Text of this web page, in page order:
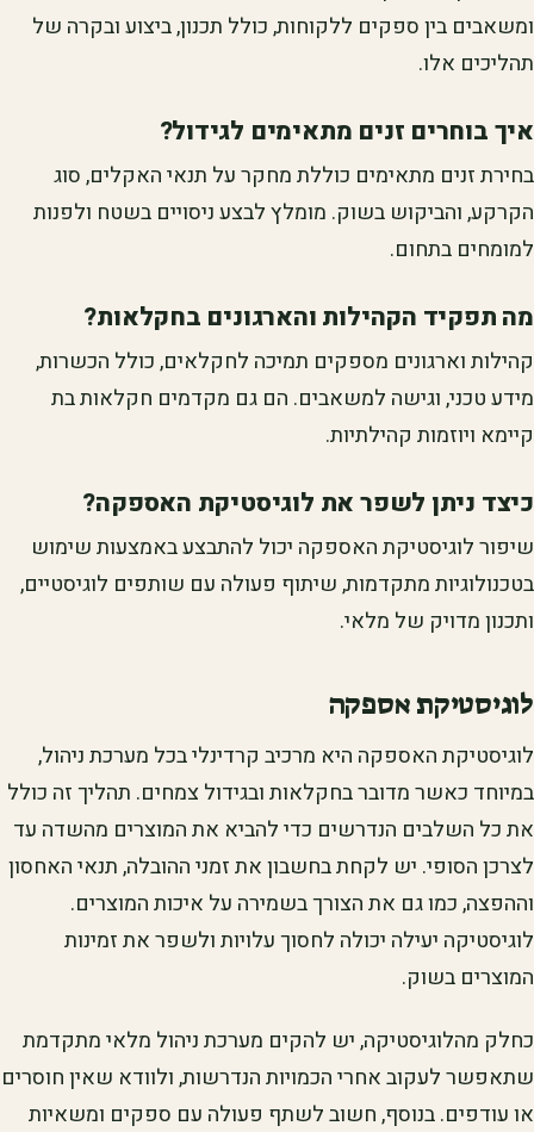
ומשאבים בין ספקים ללקוחות, כולל תכנון, ביצוע ובקרה של
תהליכים אלו.
איך בוחרים זנים מתאימים לגידול?
בחירת זנים מתאימים כוללת מחקר על תנאי האקלים, סוג
הקרקע, והביקוש בשוק. מומלץ לבצע ניסויים בשטח ולפנות
למומחים בתחום.
מה תפקיד הקהילות והארגונים בחקלאות?
קהילות וארגונים מספקים תמיכה לחקלאים, כולל הכשרות,
מידע טכני, וגישה למשאבים. הם גם מקדמים חקלאות בת
קיימא ויוזמות קהילתיות.
כיצד ניתן לשפר את לוגיסטיקת האספקה?
שיפור לוגיסטיקת האספקה יכול להתבצע באמצעות שימוש
בטכנולוגיות מתקדמות, שיתוף פעולה עם שותפים לוגיסטיים,
ותכנון מדויק של מלאי.
לוגיסטיקת אספקה
לוגיסטיקת האספקה היא מרכיב קרדינלי בכל מערכת ניהול,
במיוחד כאשר מדובר בחקלאות ובגידול צמחים. תהליך זה כולל
את כל השלבים הנדרשים כדי להביא את המוצרים מהשדה עד
לצרכן הסופי. יש לקחת בחשבון את זמני ההובלה, תנאי האחסון
וההפצה, כמו גם את הצורך בשמירה על איכות המוצרים.
לוגיסטיקה יעילה יכולה לחסוך עלויות ולשפר את זמינות
המוצרים בשוק.
כחלק מהלוגיסטיקה, יש להקים מערכת ניהול מלאי מתקדמת
שתאפשר לעקוב אחרי הכמויות הנדרשות, ולוודא שאין חוסרים
או עודפים. בנוסף, חשוב לשתף פעולה עם ספקים ומשאיות